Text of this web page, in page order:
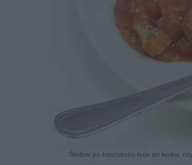
Śledzie po kaszubsku krok po kroku,